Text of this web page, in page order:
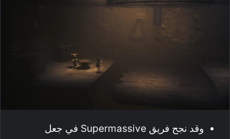
وقد نجح فريق Supermassive في جعل